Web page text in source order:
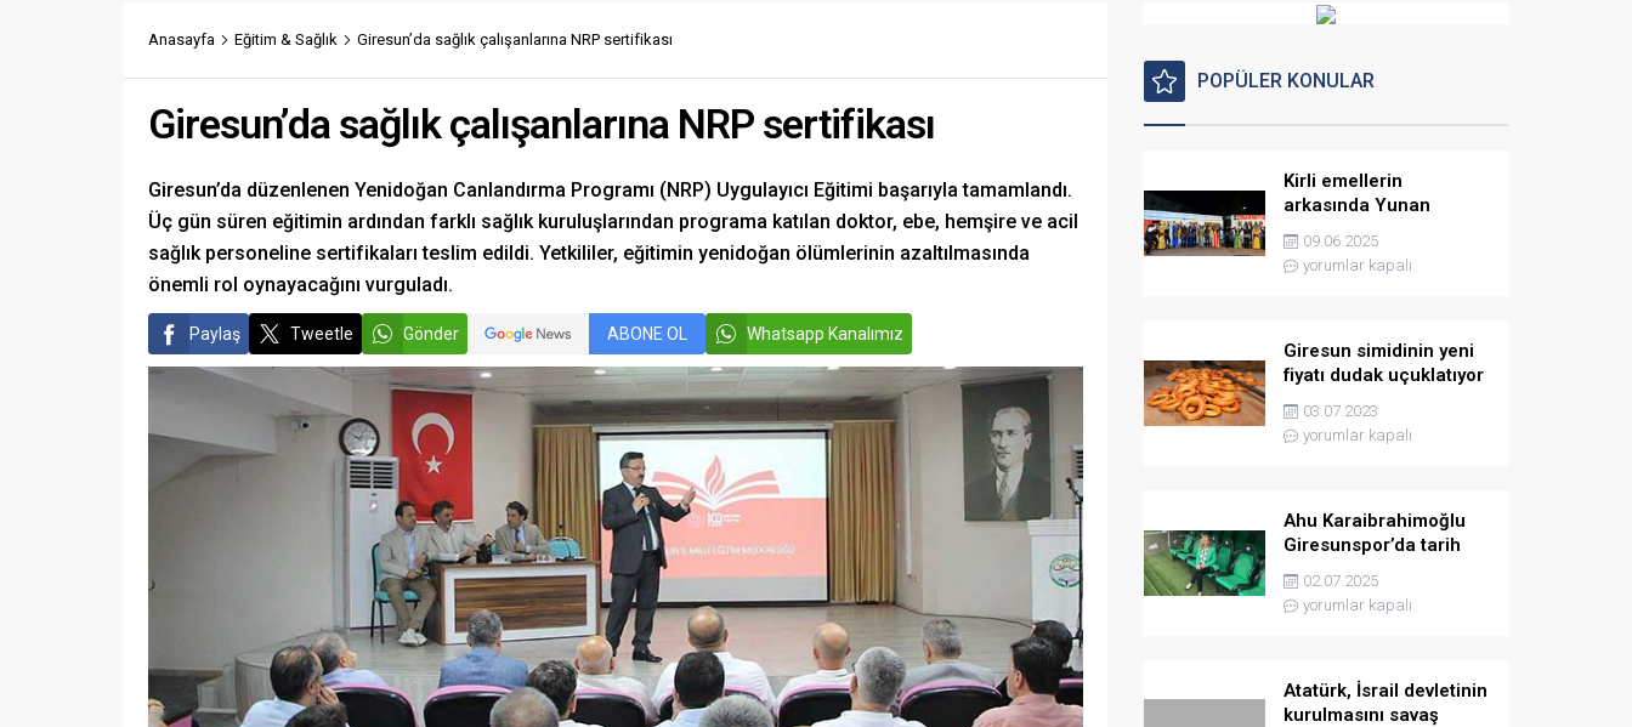
Anasayfa Eğitim & Sağlık Giresun’da sağlık çalışanlarına NRP sertifikası
Giresun’da sağlık çalışanlarına NRP sertifikası
Giresun’da düzenlenen Yenidoğan Canlandırma Programı (NRP) Uygulayıcı Eğitimi başarıyla tamamlandı.
Üç gün süren eğitimin ardından farklı sağlık kuruluşlarından programa katılan doktor, ebe, hemşire ve acil
sağlık personeline sertifikaları teslim edildi. Yetkililer, eğitimin yenidoğan ölümlerinin azaltılmasında
önemli rol oynayacağını vurguladı.
Paylaş Tweetle Gönder ABONE OL Whatsapp Kanalımız
POPÜLER KONULAR
Kirli emellerin
arkasında Yunan
istihbaratı var
09.06.2025
yorumlar kapalı
Giresun simidinin yeni
fiyatı dudak uçuklatıyor
03.07.2023
yorumlar kapalı
Ahu Karaibrahimoğlu
Giresunspor’da tarih
yazmaya hazırlanıyor
02.07.2025
yorumlar kapalı
Atatürk, İsrail devletinin
kurulmasını savaş